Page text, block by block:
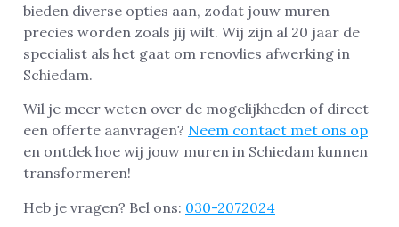
bieden diverse opties aan, zodat jouw muren
precies worden zoals jij wilt. Wij zijn al 20 jaar de
specialist als het gaat om renovlies afwerking in
Schiedam.
Wil je meer weten over de mogelijkheden of direct
een offerte aanvragen? Neem contact met ons op
en ontdek hoe wij jouw muren in Schiedam kunnen
transformeren!
Heb je vragen? Bel ons: 030-2072024